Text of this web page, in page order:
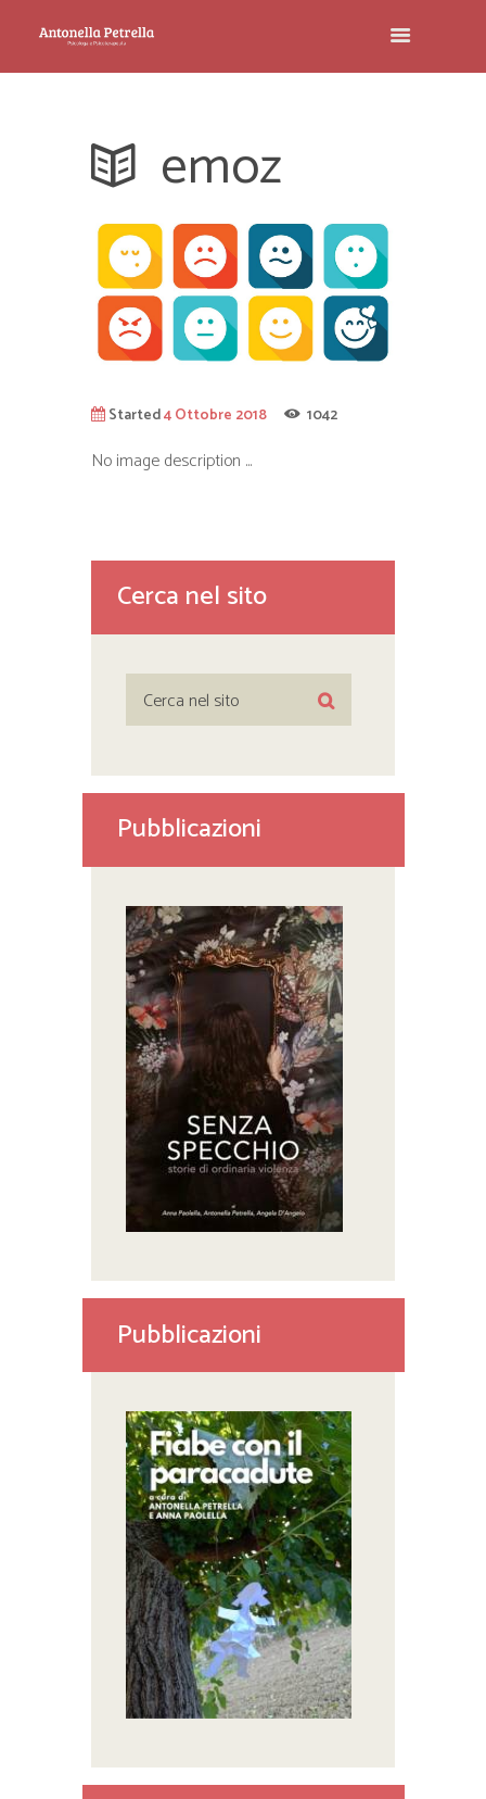
emoz
Started4 Ottobre 2018 1042
No image description ...
Cerca nel sito
Pubblicazioni
Pubblicazioni